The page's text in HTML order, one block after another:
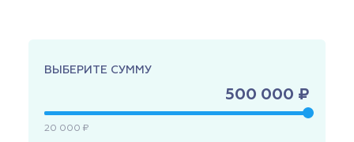
ВЫБЕРИТЕ СУММУ
500 000 ₽
20 000 ₽